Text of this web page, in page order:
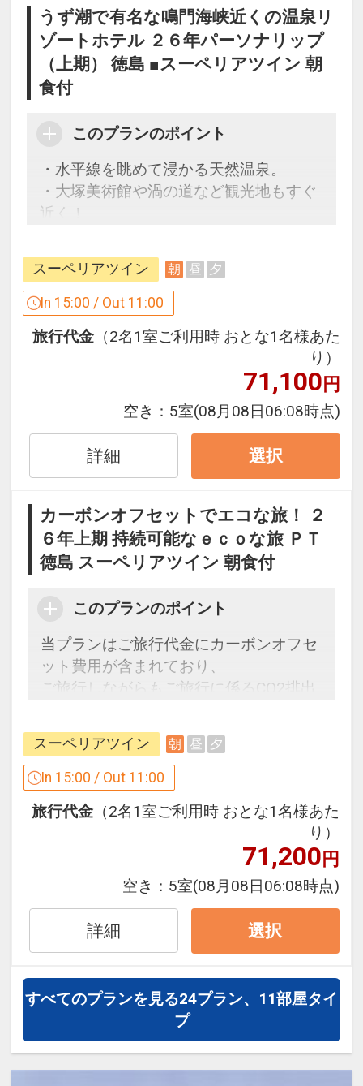
うず潮で有名な鳴門海峡近くの温泉リ
ゾートホテル ２６年パーソナリップ
（上期） 徳島 ■スーペリアツイン 朝
食付
このプランのポイント
・水平線を眺めて浸かる天然温泉。
・大塚美術館や渦の道など観光地もすぐ
近く！
CLUB SAVVY（クラブサビー）のご案内
～ホテルからのおもてなし～
2連泊以上のお客様をプレミアムゲスト
期間：2026年4/1～2026年9/30（初泊日
9/19～22までは3泊以上が対象
ポイントの一例
・アオアヲビーチランド・体験メニュ
ー・たぬきプログラムのさまざまなメニ
ューをお得にお楽しみいただけます。
14：30） ※ランチはチェックイン日を
除く
・ドリンクサービス（10:00～22:00） ※
・滞在中テニスコート・レンタサイクル
※予約状況により時間制限させていただ
く場合がございます。
・アーリーチェックイン１４：００（通
１２：００（通常１１：００）でご利用
いただけます。
※2026年5/2～6、7/3～5・10～12・17
～8/31、9/19～23を除く
※クラブサビー特色は予告なく変更とな
ホテルのホームページにて
ここがポイント！
【対象期間：4/1～9/30】
●おとなおひとり様につき、釣り堀体験1
回30分間を代金不要でご利用いただけま
す。(通常：1回５００円)
アオアヲビーチランドにある絶景釣り堀
で、ブランド鳴門鯛を釣り上げましょ
スーペリアツイン 朝 昼 夕
In 15:00 / Out 11:00
旅行代金 （2名1室ご利用時 おとな1名様あた
り）
71,100円
空き： 5室(08月08日06:08時点)
詳細 選択
カーボンオフセットでエコな旅！ ２
６年上期 持続可能なｅｃｏな旅 ＰＴ
徳島 スーペリアツイン 朝食付
このプランのポイント
当プランはご旅行代金にカーボンオフセ
ット費用が含まれており、
ご旅行しながらもご旅行に係るCO2排出
す。
持続可能なecoな旅をしてみませんか？
※画像をクリック/タップで拡大しま
す。
スーペリアツイン 朝 昼 夕
In 15:00 / Out 11:00
旅行代金 （2名1室ご利用時 おとな1名様あた
り）
71,200円
空き： 5室(08月08日06:08時点)
詳細 選択
すべてのプランを見る24プラン、11部屋タイ
プ